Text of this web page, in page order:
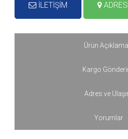
İLETİŞİM
Ürün
Kargo
Adres ve
Yorumlar